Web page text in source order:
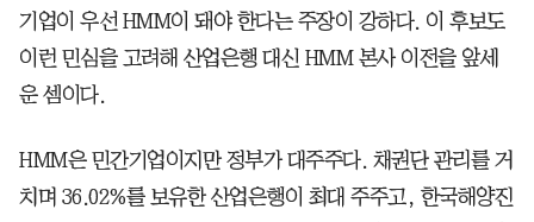
기업이 우선 HMM이 돼야 한다는 주장이 강하다. 이 후보도
이런 민심을 고려해 산업은행 대신 HMM 본사 이전을 앞세
운 셈이다.
HMM은 민간기업이지만 정부가 대주주다. 채권단 관리를 거
치며 36.02%를 보유한 산업은행이 최대 주주고, 한국해양진